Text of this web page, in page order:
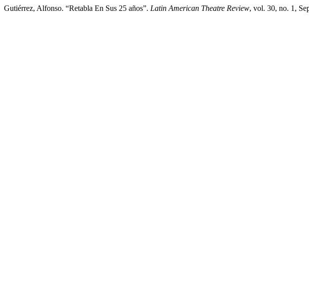
Gutiérrez, Alfonso. “Retabla En Sus 25 años”. Latin American Theatre Review, vol. 30, no. 1,